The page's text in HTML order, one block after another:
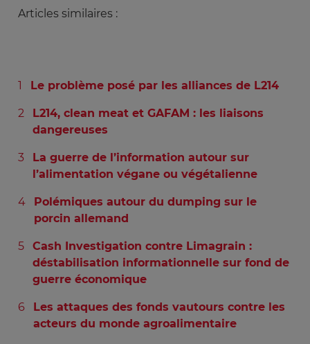
Articles similaires :
Le problème posé par les alliances de L214
L214, clean meat et GAFAM : les liaisons
dangereuses
La guerre de l’information autour sur
l’alimentation végane ou végétalienne
Polémiques autour du dumping sur le
porcin allemand
Cash Investigation contre Limagrain :
déstabilisation informationnelle sur fond de
guerre économique
Les attaques des fonds vautours contre les
acteurs du monde agroalimentaire